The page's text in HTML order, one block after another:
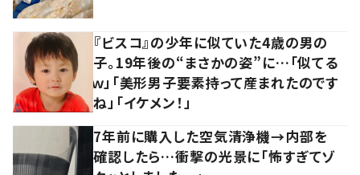
『ビスコ』の少年に似ていた4歳の男の
子。19年後の“まさかの姿”に…「似てる
ｗ」「美形男子要素持って産まれたのです
ね」「イケメン！」
7年前に購入した空気清浄機→内部を
確認したら…衝撃の光景に「怖すぎてゾ